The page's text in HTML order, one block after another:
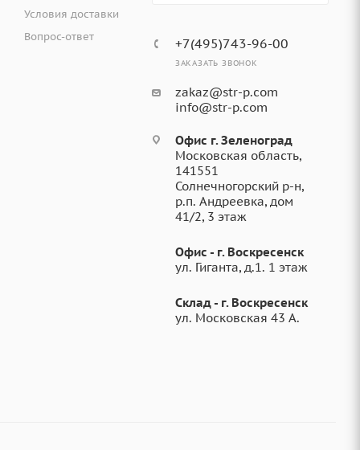
Условия доставки
Вопрос-ответ
+7(495)743-96-00
ЗАКАЗАТЬ ЗВОНОК
zakaz@str-p.com
info@str-p.com
Офис г. Зеленоград
Московская область,
141551
Солнечногорский р-н,
р.п. Андреевка, дом
41/2, 3 этаж
Офис - г. Воскресенск
ул. Гиганта, д.1. 1 этаж
Склад - г. Воскресенск
ул. Московская 43 А.